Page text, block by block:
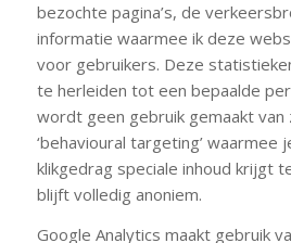
bezochte pagina’s, de
informatie waarmee ik deze
voor gebruikers. Deze
te herleiden tot een bepaalde
wordt geen gebruik gemaakt van
‘behavioural targeting’ waarmee
klikgedrag speciale inhoud krijgt
blijft volledig anoniem.
Google Analytics maakt gebruik